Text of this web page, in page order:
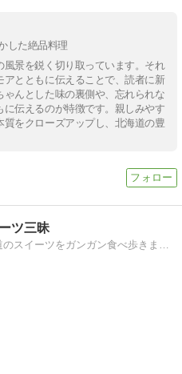
した絶品料理
景を鋭く切り取っています。それ
とともに伝えることで、読者に新
んとした味の裏側や、忘れられな
伝えるのが特徴です。親しみやす
をクローズアップし、北海道の豊
ツ三昧